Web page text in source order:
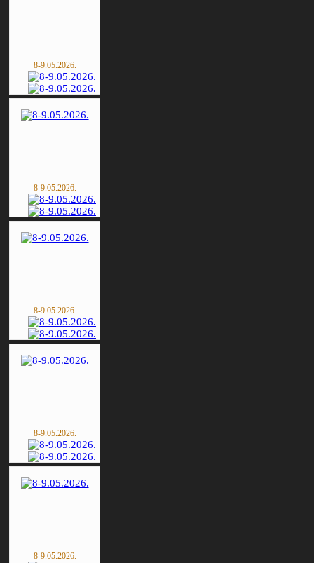
8-9.05.2026.
8-9.05.2026.
8-9.05.2026.
8-9.05.2026.
8-9.05.2026.